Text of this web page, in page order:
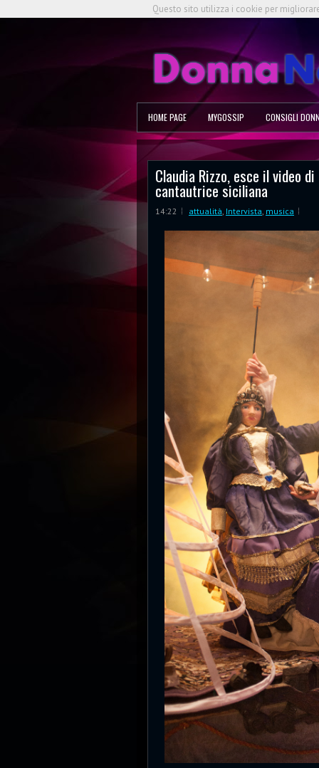
HOME PAGE MYGOSSIP CONSIGLI
Claudia Rizzo, esce il video
cantautrice siciliana
14:22 attualità, Intervista, musica
Questo sito utilizza i cookie per